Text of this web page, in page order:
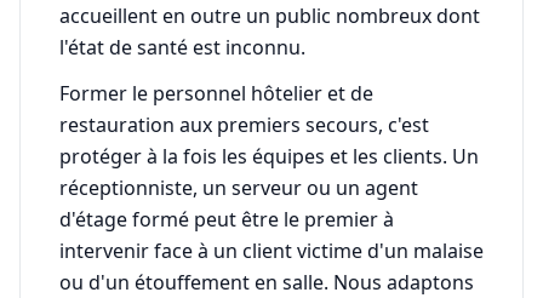
accueillent en outre un public nombreux dont
l'état de santé est inconnu.
Former le personnel hôtelier et de
restauration aux premiers secours, c'est
protéger à la fois les équipes et les clients. Un
réceptionniste, un serveur ou un agent
d'étage formé peut être le premier à
intervenir face à un client victime d'un malaise
ou d'un étouffement en salle. Nous adaptons